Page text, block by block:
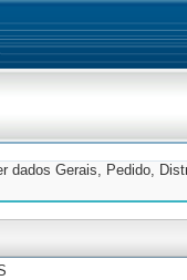
dados Gerais, Pedido,